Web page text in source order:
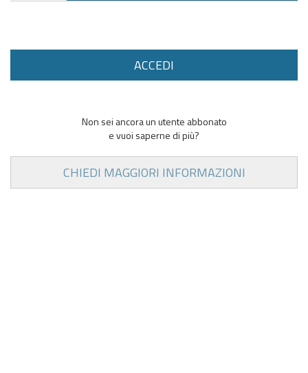
ACCEDI
Non sei ancora un utente abbonato
e vuoi saperne di più?
CHIEDI MAGGIORI INFORMAZIONI